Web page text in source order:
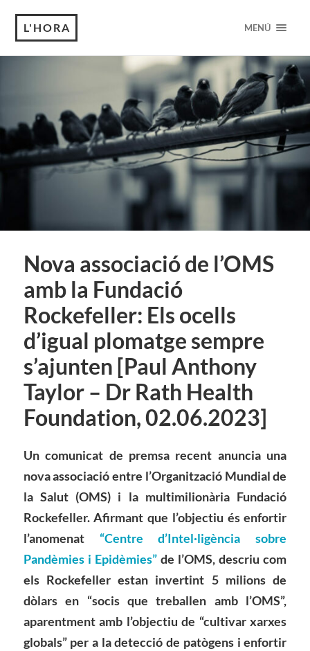
L'HORA MENÚ
Nova associació de l’OMS
amb la Fundació
Rockefeller: Els ocells
d’igual plomatge sempre
s’ajunten [Paul Anthony
Taylor – Dr Rath Health
Foundation, 02.06.2023]
Un comunicat de premsa recent anuncia una
nova associació entre l’Organització Mundial de
la Salut (OMS) i la multimilionària Fundació
Rockefeller. Afirmant que l’objectiu és enfortir
l’anomenat “Centre d’Intel·ligència sobre
Pandèmies i Epidèmies”de l’OMS, descriu com
els Rockefeller estan invertint 5 milions de
dòlars en “socis que treballen amb l’OMS”,
aparentment amb l’objectiu de “cultivar xarxes
globals” per a la detecció de patògens i enfortir